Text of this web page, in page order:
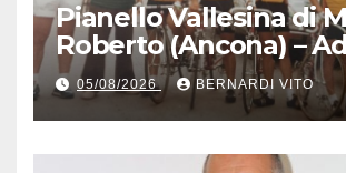
Pianello Vallesina di
Roberto (Ancona) –
Alderino Bartoloni,
Sportivo
Gentile
05/08/2026 BERNARDI VITO